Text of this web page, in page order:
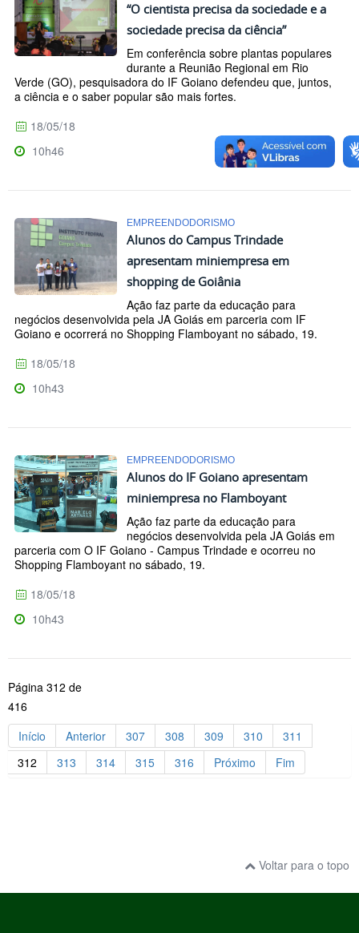
“O cientista precisa da sociedade e a
sociedade precisa da ciência”
Em conferência sobre plantas populares
durante a Reunião Regional em Rio
Verde (GO), pesquisadora do IF Goiano defendeu que, juntos,
a ciência e o saber popular são mais fortes.
18/05/18
10h46
EMPREENDODORISMO
Alunos do Campus Trindade
apresentam miniempresa em
shopping de Goiânia
Ação faz parte da educação para
negócios desenvolvida pela JA Goiás em parceria com IF
Goiano e ocorrerá no Shopping Flamboyant no sábado, 19.
18/05/18
10h43
EMPREENDODORISMO
Alunos do IF Goiano apresentam
miniempresa no Flamboyant
Ação faz parte da educação para
negócios desenvolvida pela JA Goiás em
parceria com O IF Goiano - Campus Trindade e ocorreu no
Shopping Flamboyant no sábado, 19.
18/05/18
10h43
Página 312 de
416
Início
Anterior 307 308 309 310
311
312
313 314 315 316 Próximo Fim
Voltar para o topo